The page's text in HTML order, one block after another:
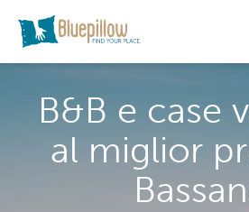
B&B e case
al miglior